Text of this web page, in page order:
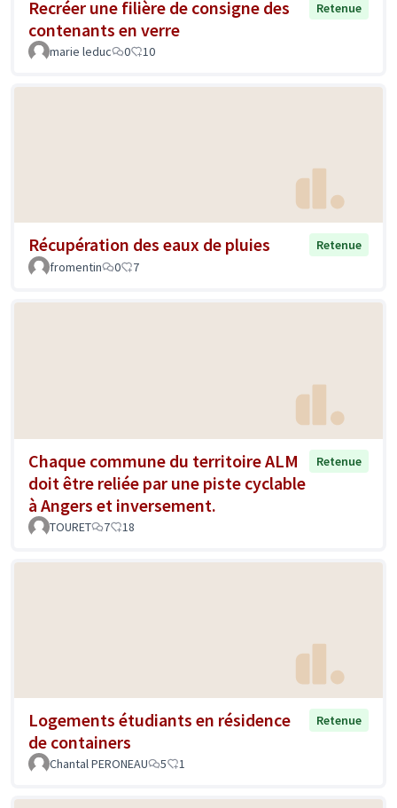
Recréer une filière de consigne des
contenants en verre
Retenue
marie leduc 0 10
Récupération des eaux de pluies
Retenue
fromentin
0 7
Chaque commune du territoire ALM
doit être reliée par une piste cyclable
à Angers et inversement.
Retenue
TOURET 7 18
Logements étudiants en résidence
de containers
Retenue
Chantal PERONEAU 5 1